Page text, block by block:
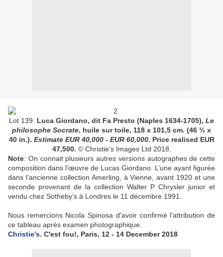
Lot 139. Luca Giordano, dit Fa Presto (Naples 1634-1705), Le
philosophe Socrate, huile sur toile, 118 x 101,5 cm. (46 ½ x
40 in.). Estimate EUR 40,000 - EUR 60,000. Price realised EUR
47,500. © Christie's Images Ltd 2018.
Note: On connait plusieurs autres versions autographes de cette
composition dans l’œuvre de Lucas Giordano. L’une ayant figurée
dans l’ancienne collection Amerling, à Vienne, avant 1920 et une
seconde provenant de la collection Walter P Chrysler junior et
vendu chez Sotheby’s à Londres le 11 décembre 1991.
Nous remercions Nicola Spinosa d'avoir confirmé l'attribution de
ce tableau après examen photographique
Christie's. C'est fou!, Paris, 12 - 14 December 2018